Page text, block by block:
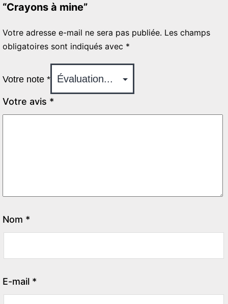
“Crayons à mine”
Votre adresse e-mail ne sera pas publiée. Les champs
obligatoires sont indiqués avec *
Votre note *
Votre avis *
Nom *
E-mail *